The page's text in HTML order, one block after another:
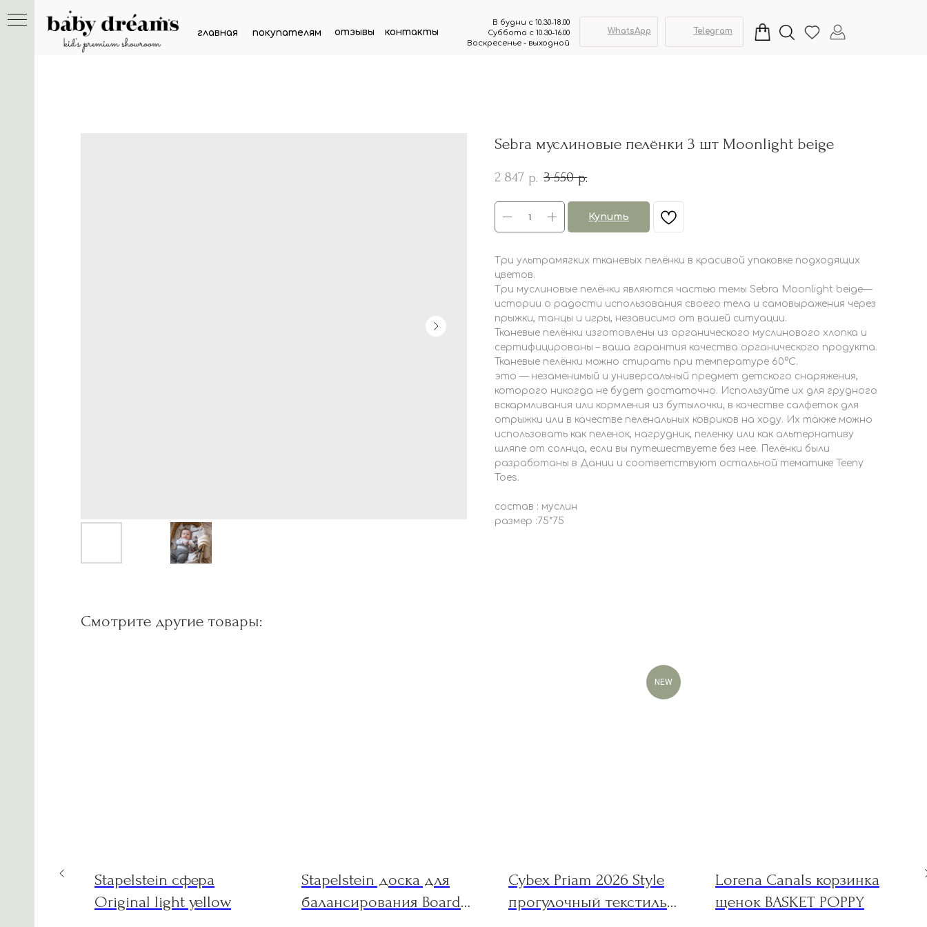
Telegram
контакты
отзывы
покупателям
главная WhatsApp
В будни с 10.30-18.00
Суббота с 10.30-16.00
Воскресенье - выходной
Sebra муслиновые пелёнки 3 шт Moonlight beige
2 847 р. 3 550 р.
Купить
Три ультрамягких тканевых пелёнки в красивой упаковке подходящих
цветов.
Три муслиновые пелёнки являются частью темы Sebra Moonlight beige—
истории о радости использования своего тела и самовыражения через
прыжки, танцы и игры, независимо от вашей ситуации.
Тканевые пелёнки изготовлены из органического муслинового хлопка и
сертифицированы – ваша гарантия качества органического продукта.
Тканевые пелёнки можно стирать при температуре 60°C.
это — незаменимый и универсальный предмет детского снаряжения,
которого никогда не будет достаточно. Используйте их для грудного
вскармливания или кормления из бутылочки, в качестве салфеток для
отрыжки или в качестве пеленальных ковриков на ходу. Их также можно
использовать как пеленок, нагрудник, пеленку или как альтернативу
шляпе от солнца, если вы путешествуете без нее. Пелёнки были
разработаны в Дании и соответствуют остальной тематике Teeny
Toes.
состав : муслин
размер :75*75
Смотрите другие товары:
Stapelstein сфера
Original light yellow
Stapelstein доска для
балансирования Board
NEW
Cybex Priam 2026 Style
прогулочный текстиль
Lorena Canals корзинка
щенок BASKET POPPY